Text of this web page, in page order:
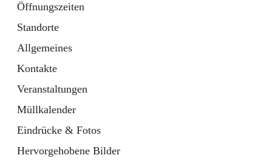
Öffnungszeiten
Standorte
Allgemeines
Kontakte
Veranstaltungen
Müllkalender
Eindrücke & Fotos
Hervorgehobene Bilder
Tab
Gemeindezeitung
Ordner
öffnet
in
neuem
Tab
Hauptadresse